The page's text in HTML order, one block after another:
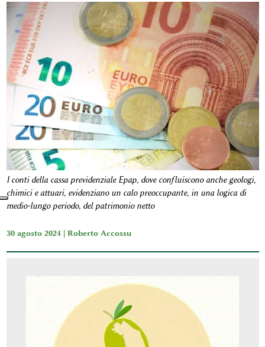
I conti della cassa previdenziale Epap, dove confluiscono anche geologi,
chimici e attuari, evidenziano un calo preoccupante, in una logica di
medio-lungo periodo, del patrimonio netto
30 agosto 2024 | Roberto Accossu